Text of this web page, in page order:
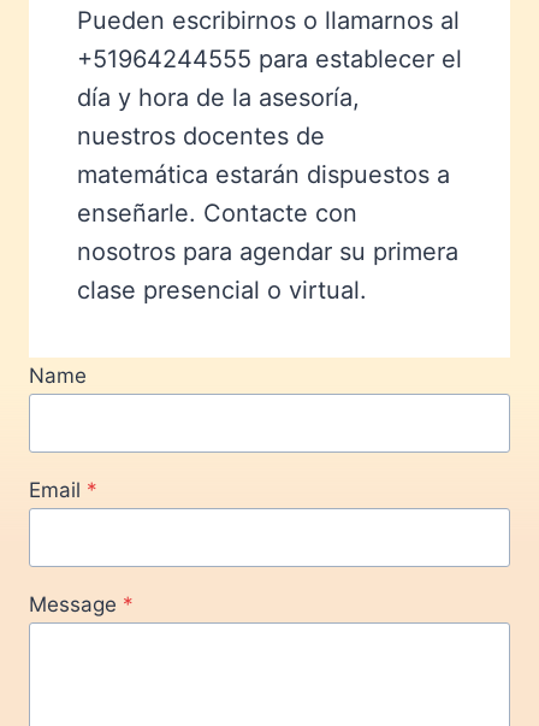
Pueden escribirnos o llamarnos al
+51964244555 para establecer el
día y hora de la asesoría,
nuestros docentes de
matemática estarán dispuestos a
enseñarle. Contacte con
nosotros para agendar su primera
clase presencial o virtual.
Name
Email *
Message *